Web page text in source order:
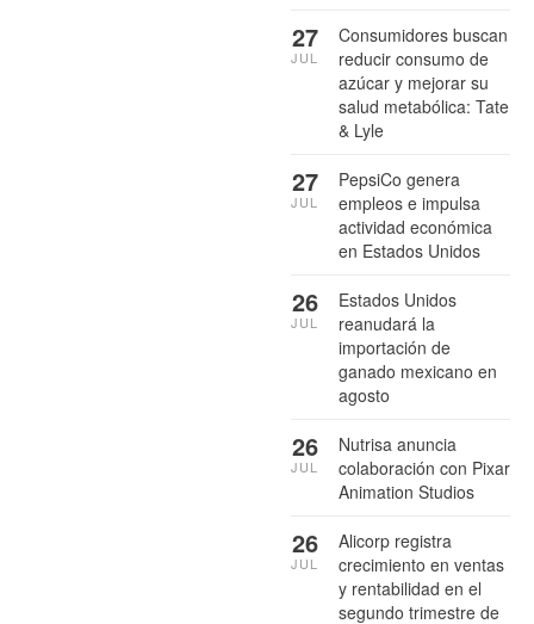
Consumidores buscan
reducir consumo de
azúcar y mejorar su
salud metabólica: Tate
& Lyle
27
JUL
PepsiCo genera
empleos e impulsa
actividad económica
en Estados Unidos
27
JUL
Estados Unidos
reanudará la
importación de
ganado mexicano en
agosto
26
JUL
Nutrisa anuncia
colaboración con Pixar
Animation Studios
26
JUL
Alicorp registra
crecimiento en ventas
y rentabilidad en el
segundo trimestre de
26
JUL